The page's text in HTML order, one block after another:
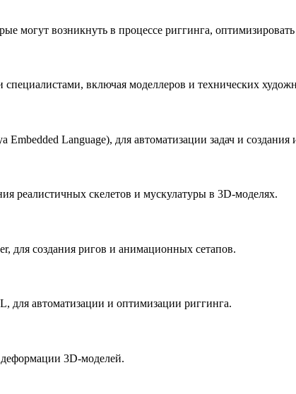
могут возникнуть в процессе риггинга,
включая моделлеров и технических
Language), для автоматизации задач и
реалистичных скелетов и мускулатуры в 3D-моделях.
для создания ригов и анимационных сетапов.
для автоматизации и оптимизации риггинга.
3D-моделей.